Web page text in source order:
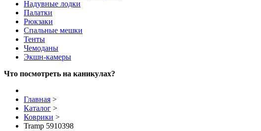
Надувные лодки
Палатки
Рюкзаки
Спальные мешки
Тенты
Чемоданы
Экшн-камеры
Что посмотреть на каникулах?
Главная >
Каталог >
Коврики >
Tramp 5910398